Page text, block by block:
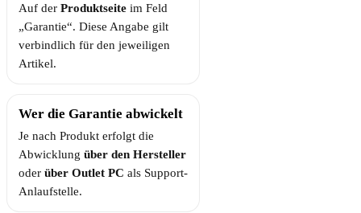
Auf der Produktseite im Feld
„Garantie“. Diese Angabe gilt
verbindlich für den jeweiligen
Artikel.
Wer die Garantie abwickelt
Je nach Produkt erfolgt die
Abwicklung über den Hersteller
oder über Outlet PC als Support-
Anlaufstelle.